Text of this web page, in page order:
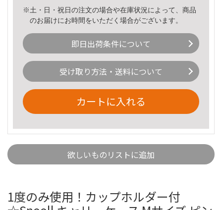
※土・日・祝日の注文の場合や在庫状況によって、商品
のお届けにお時間をいただく場合がございます。
即日出荷条件について
受け取り方法・送料について
カートに入れる
欲しいものリストに追加
1度のみ使用！カップホルダー付